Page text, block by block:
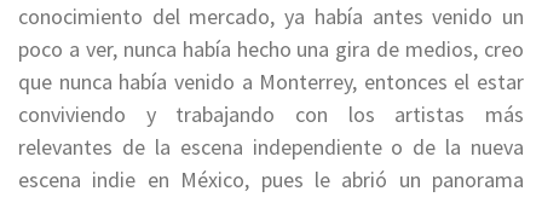
conocimiento del mercado, ya había antes venido un
poco a ver, nunca había hecho una gira de medios, creo
que nunca había venido a Monterrey, entonces el estar
conviviendo y trabajando con los artistas más
relevantes de la escena independiente o de la nueva
escena indie en México, pues le abrió un panorama